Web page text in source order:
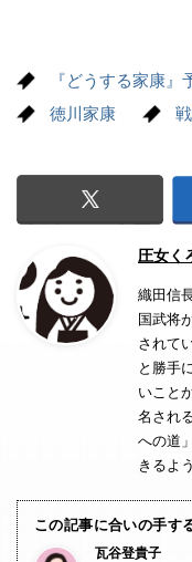
『どうする家康』
徳川家康
圧女く
織田信
国武将
されて
と勝手
いこと
名され
への道
きるよ
この記事に合いの手す
瓦谷登貴子